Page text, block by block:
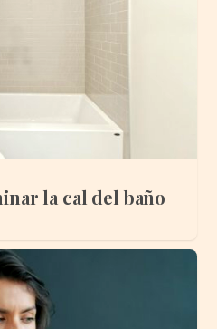
la cal del baño